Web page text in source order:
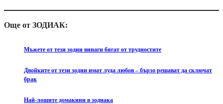
Още от ЗОДИАК:
Мъжете от тези зодии винаги бягат от трудностите
Двойките от тези зодии имат луда любов – бързо решават да сключат
брак
Най-лошите домакини в зодиака